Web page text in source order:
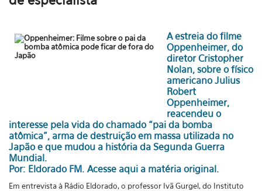
A estreia do filme
Oppenheimer, do
diretor Cristopher
Nolan, sobre o físico
americano Julius
Robert
Oppenheimer,
reacendeu o
interesse pela vida do chamado “pai da bomba
atômica”, arma de destruição em massa utilizada no
Japão e que mudou a história da Segunda Guerra
Mundial.
Por: Eldorado FM. Acesse aqui a matéria original.
Em entrevista à Rádio Eldorado, o professor Ivã Gurgel, do Instituto